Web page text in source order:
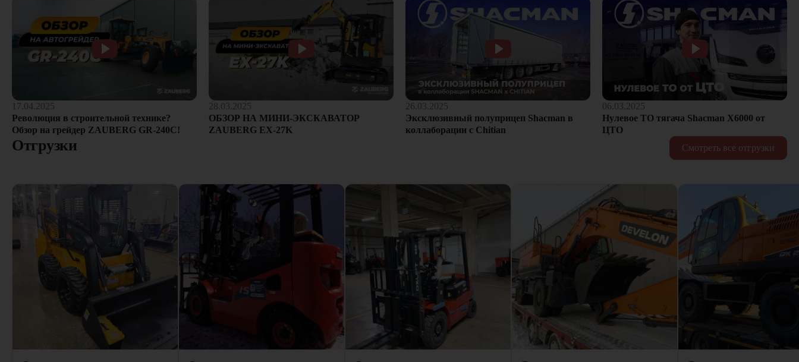
17.04.2025
Революция в строительной технике?
Обзор на грейдер ZAUBERG GR-240C!
28.03.2025
ОБЗОР НА МИНИ-ЭКСКАВАТОР
ZAUBERG EX-27K
26.03.2025
Эксклюзивный полуприцеп Shacman в
коллаборации с Chitian
06.03.2025
Нулевое ТО тягача Shacman Х6000 от
ЦТО
Смотреть все отгрузки
Отгрузки